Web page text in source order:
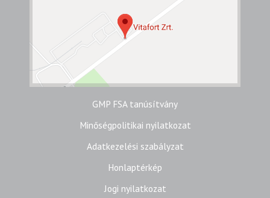
GMP FSA tanúsítvány
Minőségpolitikai nyilatkozat
Adatkezelési szabályzat
Honlaptérkép
Jogi nyilatkozat